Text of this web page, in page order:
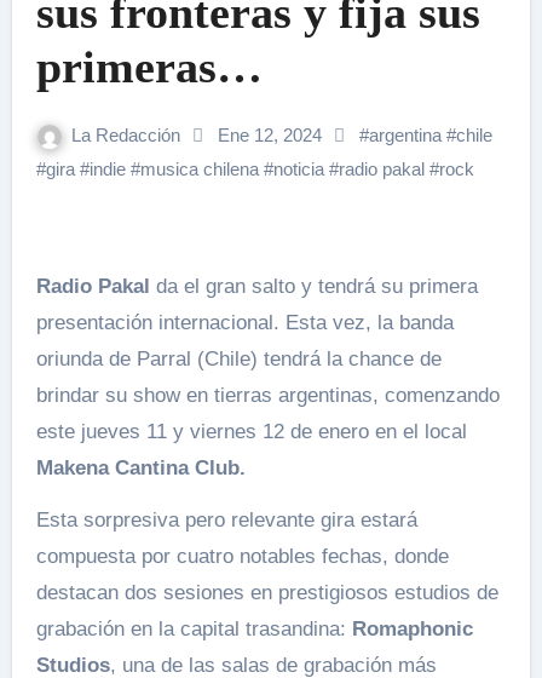
sus fronteras y fija sus
primeras
presentaciones
internacionales en
La Redacción Ene 12, 2024 #argentina#chile
#gira#indie#musica chilena#noticia#radio pakal#rock
Radio Pakal da el gran salto y tendrá su primera
presentación internacional. Esta vez, la banda
oriunda de Parral (Chile) tendrá la chance de
brindar su show en tierras argentinas, comenzando
este jueves 11 y viernes 12 de enero en el local
Makena Cantina Club.
Esta sorpresiva pero relevante gira estará
compuesta por cuatro notables fechas, donde
destacan dos sesiones en prestigiosos estudios de
grabación en la capital trasandina: Romaphonic
Studios, una de las salas de grabación más